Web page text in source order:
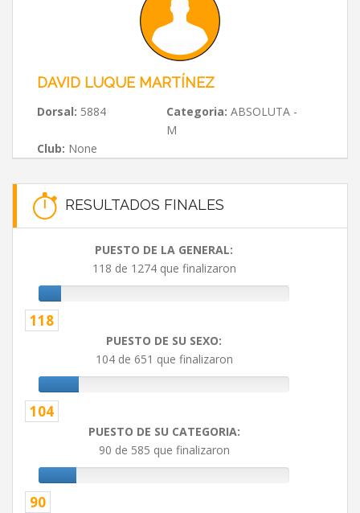
DAVID LUQUE MARTÍNEZ
Dorsal: 5884 Categoria: ABSOLUTA -
M
Club: None
RESULTADOS FINALES
PUESTO DE LA GENERAL:
118 de 1274 que finalizaron
118
PUESTO DE SU SEXO:
104 de 651 que finalizaron
104
PUESTO DE SU CATEGORIA:
90 de 585 que finalizaron
90